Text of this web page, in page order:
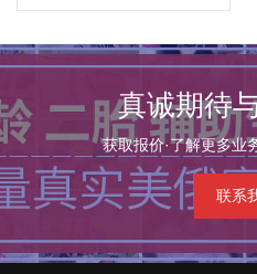
际医院
真诚期待
获取报价·了解更多业
联系